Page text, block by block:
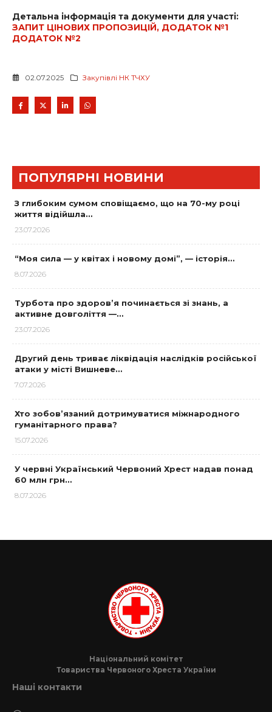
Детальна інформація та документи для участі:
ЗАПИТ ЦІНОВИХ ПРОПОЗИЦІЙ, ДОДАТОК №1
ДОДАТОК №2
02.07.2025 Закупівлі НК ТЧХУ
ПОПУЛЯРНІ НОВИНИ
З глибоким сумом сповіщаємо, що на 70-му році
життя відійшла…
23.07.2026
“Моя сила — у квітах і новому домі”, — історія…
8.07.2026
Турбота про здоров’я починається зі знань, а
активне довголіття —…
23.07.2026
Другий день триває ліквідація наслідків російської
атаки у місті Вишневе…
7.07.2026
Хто зобов’язаний дотримуватися міжнародного
гуманітарного права?
15.07.2026
У червні Український Червоний Хрест надав понад
60 млн грн…
8.07.2026
Національний комітет
Товариства Червоного Хреста України
Наші контакти